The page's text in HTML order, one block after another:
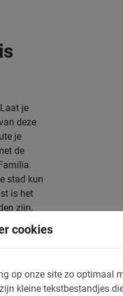
cookies
op onze site zo optimaal
kleine tekstbestandjes
je
deze
je
de
stad kun
is het
zijn,
kust
rond te